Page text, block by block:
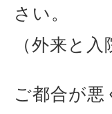
さい。
（外来と
ご都合が